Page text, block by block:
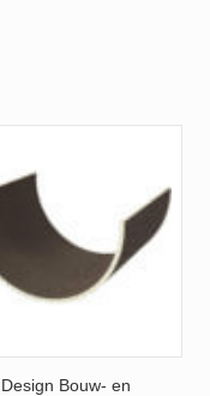
Design Bouw- en